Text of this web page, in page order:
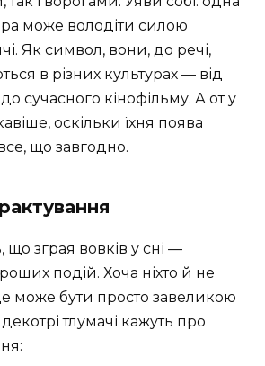
може володіти силою
Як символ, вони, до речі,
в різних культурах — від
сучасного кінофільму. А от у
оскільки їхня поява
що завгодно.
що зграя вовків у сні —
подій. Хоча ніхто й не
може бути просто завеликою
тлумачі кажуть про